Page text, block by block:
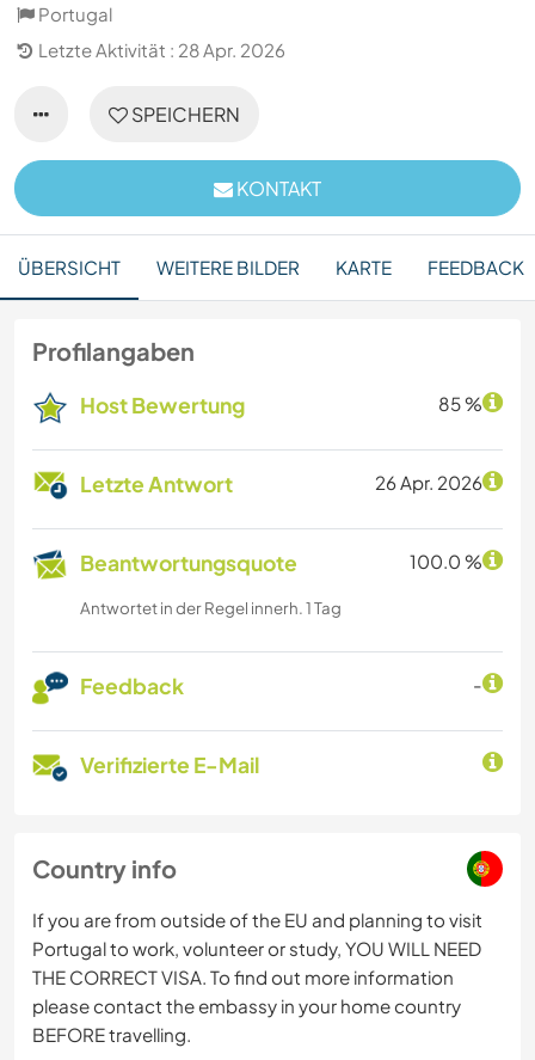
Portugal
Letzte Aktivität : 28 Apr. 2026
SPEICHERN
KONTAKT
ÜBERSICHT WEITERE BILDER KARTE FEEDBACK
Profilangaben
Host Bewertung 85 %
Letzte Antwort 26 Apr. 2026
Beantwortungsquote 100.0 %
Antwortet in der Regel innerh. 1 Tag
Feedback -
Verifizierte E-Mail
Country info
If you are from outside of the EU and planning to visit
Portugal to work, volunteer or study, YOU WILL NEED
THE CORRECT VISA. To find out more information
please contact the embassy in your home country
BEFORE travelling.